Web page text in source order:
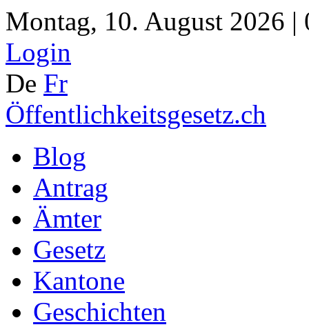
Montag, 10. August 2026 |
Login
De Fr
Öffentlichkeitsgesetz.ch
Blog
Antrag
Ämter
Gesetz
Kantone
Geschichten